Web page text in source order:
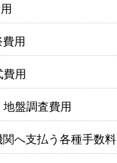
用
費用
地盤調査費用
へ支払う各種手数料